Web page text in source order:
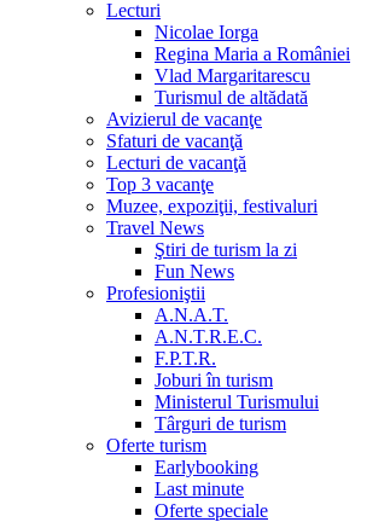
Lecturi
Nicolae Iorga
Regina Maria a României
Vlad Margaritarescu
Turismul de altădată
Avizierul de vacanţe
Sfaturi de vacanţă
Lecturi de vacanţă
Top 3 vacanţe
Muzee, expoziţii, festivaluri
Travel News
Ştiri de turism la zi
Fun News
Profesioniştii
A.N.A.T.
A.N.T.R.E.C.
F.P.T.R.
Joburi în turism
Ministerul Turismului
Târguri de turism
Oferte turism
Earlybooking
Last minute
Oferte speciale